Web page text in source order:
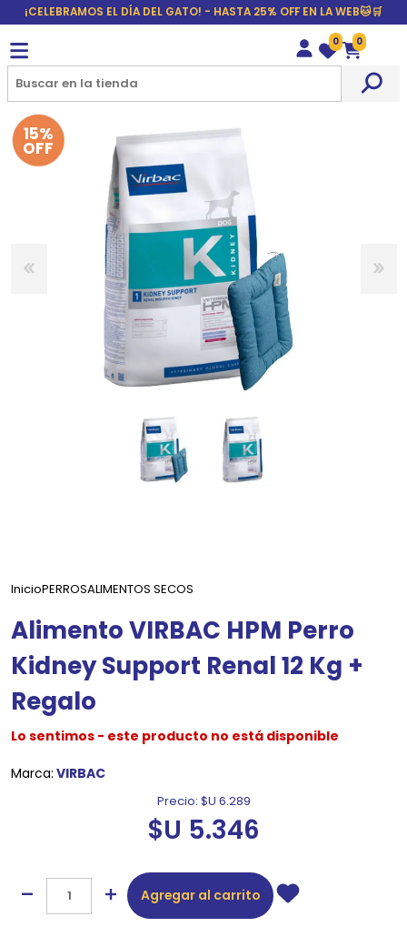
¡CELEBRAMOS EL DÍA DEL GATO! - HASTA 25% OFF EN LA WEB🐱🛒
Wishlist
0
Carrito
0
15%
OFF
InicioPERROSALIMENTOS SECOS
Alimento VIRBAC HPM Perro
Kidney Support Renal 12 Kg +
Regalo
Lo sentimos - este producto no está disponible
Marca: VIRBAC
Precio: $U 6.289
$U 5.346
Agregar al carrito